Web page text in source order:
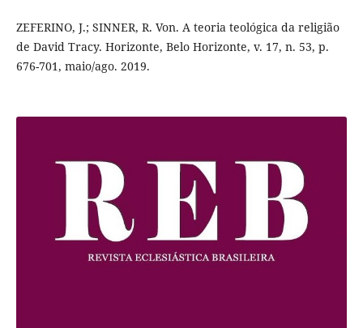
ZEFERINO, J.; SINNER, R. Von. A teoria teológica da religião
de David Tracy. Horizonte, Belo Horizonte, v. 17, n. 53, p.
676-701, maio/ago. 2019.